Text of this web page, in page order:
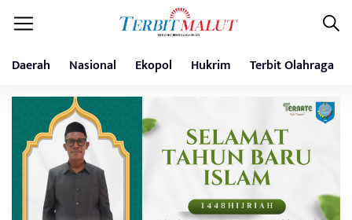
Daerah Nasional Ekopol Hukrim Terbit Olahraga